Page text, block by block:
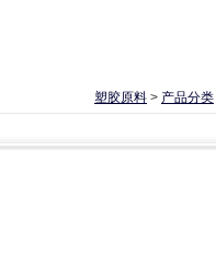
塑胶原料 > 产品分类